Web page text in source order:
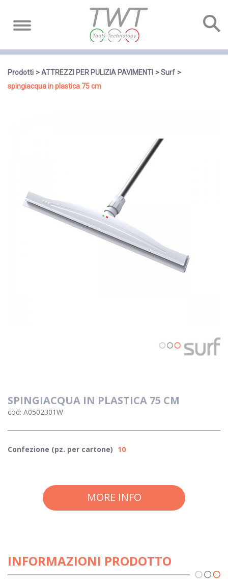
Prodotti ATTREZZI PER PULIZIA PAVIMENTI
Surf
spingiacqua in plastica 75 cm
SPINGIACQUA IN PLASTICA 75 CM
cod: A0502301W
Confezione (pz. per cartone) 10
MORE INFO
INFORMAZIONI PRODOTTO